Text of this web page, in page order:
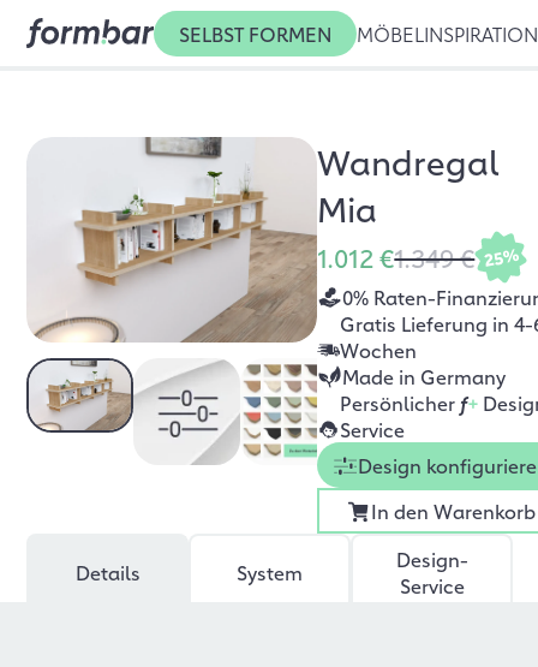
SELBST FORMEN MÖBEL INSPIRATION
Wandregal
Mia
1.012 €1.349 € 25%
0% Raten-
Gratis Lieferung in 4-
Wochen
Made in Germany
Persönlicher f+
Service
Design
In den Warenkorb
Details System
Design-
Service